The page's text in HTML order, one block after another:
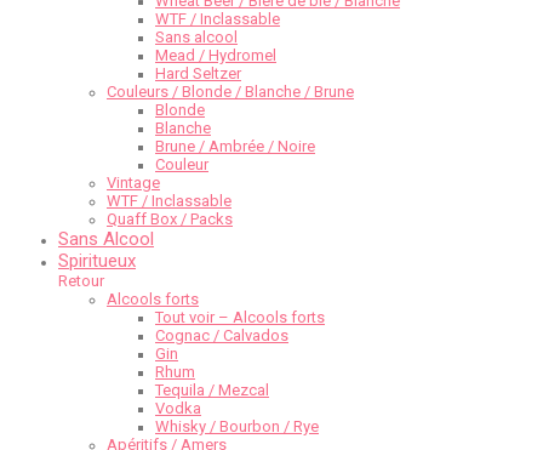
WTF / Inclassable
Sans alcool
Mead / Hydromel
Hard Seltzer
Couleurs / Blonde / Blanche / Brune
Blonde
Blanche
Brune / Ambrée / Noire
Couleur
Vintage
WTF / Inclassable
Quaff Box / Packs
Sans Alcool
Spiritueux
Retour
Alcools forts
Tout voir – Alcools forts
Cognac / Calvados
Gin
Rhum
Tequila / Mezcal
Vodka
Whisky / Bourbon / Rye
Apéritifs / Amers